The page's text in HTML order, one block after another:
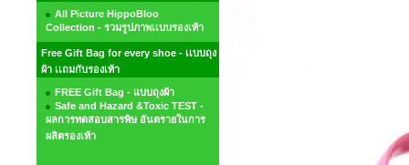
All Picture HippoBloo
Collection - รวมรูปภาพเเบบรองเท้า
Free Gift Bag for every shoe - เเบบถุง
ผ้า เเถมกับรองเท้า
FREE Gift Bag - แบบถุงผ้า
Safe and Hazard &Toxic TEST -
ผลการทดสอบสารพิษ อันตรายในการ
ผลิตรองเท้า